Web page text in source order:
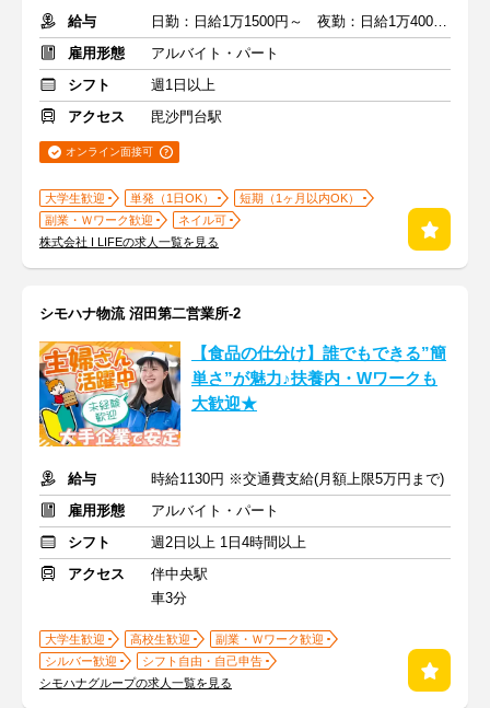
給与
日勤：日給1万1500円～ 夜勤：日給1万4000円～ ※手当込み
雇用形態
アルバイト・パート
シフト
週1日以上
アクセス
毘沙門台駅
オンライン面接可
大学生歓迎 単発（1日OK）
短期（1ヶ月以内OK）
副業・Ｗワーク歓迎
ネイル可
株式会社 I LIFEの求人一覧を見る
シモハナ物流 沼田第二営業所-2
【食品の仕分け】誰でもできる”簡
単さ”が魅力♪扶養内・Wワークも
大歓迎★
給与
時給1130円 ※交通費支給(月額上限5万円まで)
雇用形態
アルバイト・パート
シフト
週2日以上 1日4時間以上
アクセス
伴中央駅
車3分
大学生歓迎 高校生歓迎
副業・Ｗワーク歓迎
シルバー歓迎
シフト自由・自己申告
シモハナグループの求人一覧を見る